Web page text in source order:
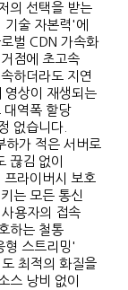
의 선택을 받는
술 자본력'에
벌 CDN 가속화
점에 초고속
하더라도 지연
상이 재생되는
대역폭 할당
없습니다.
하가 적은 서버로
끊김 없이
프라이버시 보호
는 모든 통신
용자의 접속
하는 철통
형 스트리밍'
최적의 화질을
스 낭비 없이